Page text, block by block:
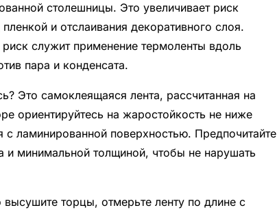
столешницы. Это увеличивает риск
и отслаивания декоративного слоя.
служит применение термоленты вдоль
пара и конденсата.
Это самоклеящаяся лента, рассчитанная на
ориентируйтесь на жаростойкость не ниже
с ламинированной поверхностью. Предпочитайте
минимальной толщиной, чтобы не нарушать
торцы, отмерьте ленту по длине с